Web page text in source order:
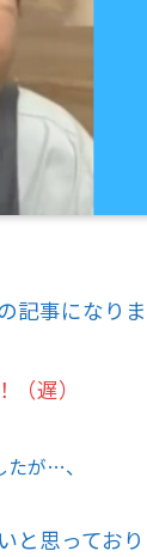
記事になり
遅）
たが…、
と思ってお